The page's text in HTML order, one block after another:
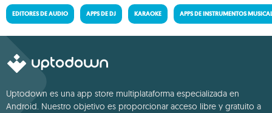
EDITORES DE AUDIO APPS DE DJ KARAOKE APPS DE INSTRUMENTOS
Uptodown es una app store multiplataforma especializada en
Android. Nuestro objetivo es proporcionar acceso libre y gratuito a